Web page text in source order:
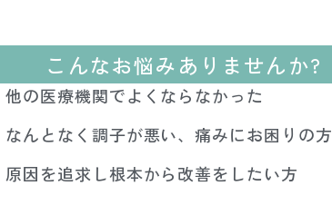
こんなお悩みありませんか?
他の医療機関でよくならなかった
なんとなく調子が悪い、痛みにお困りの方
原因を追求し根本から改善をしたい方